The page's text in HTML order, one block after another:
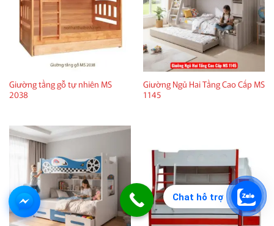
Chat hỗ trợ
Giường tầng gỗ tự nhiên MS
2038
Giường Ngủ Hai Tầng Cao Cấp MS
1145